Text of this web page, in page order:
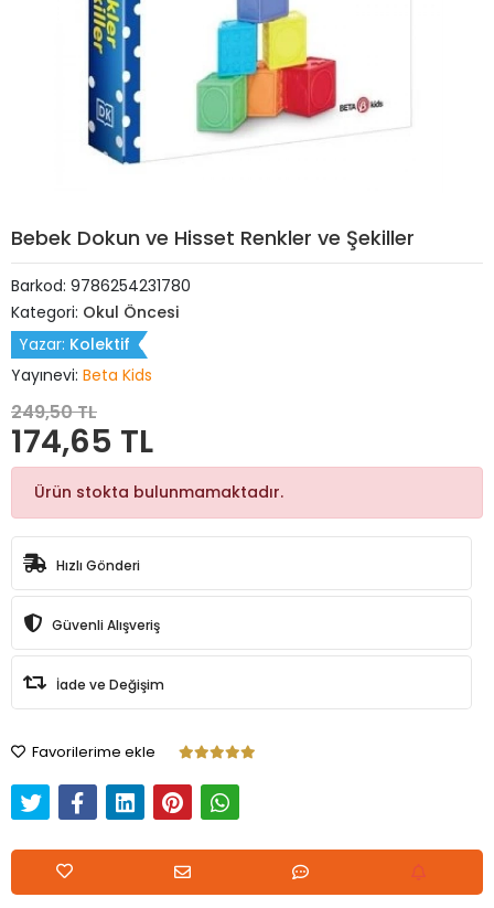
Bebek Dokun ve Hisset Renkler ve Şekiller
Barkod: 9786254231780
Kategori: Okul Öncesi
Yazar: Kolektif
Yayınevi: Beta Kids
249,50 TL
174,65 TL
Ürün stokta bulunmamaktadır.
Hızlı Gönderi
Güvenli Alışveriş
İade ve Değişim
Favorilerime ekle